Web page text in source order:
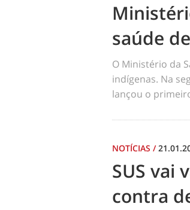
saúde
O Ministério da
indígenas. Na
lançou o
NOTÍCIAS /
SUS vai
contra